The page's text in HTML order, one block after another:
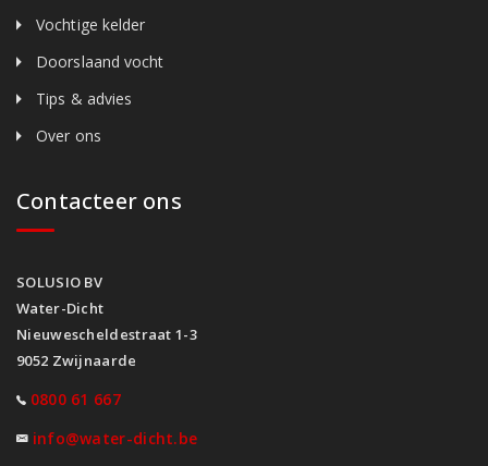
Vochtige kelder
Doorslaand vocht
Tips & advies
Over ons
Contacteer ons
SOLUSIO BV
Water-Dicht
Nieuwescheldestraat 1-3
9052 Zwijnaarde
0800 61 667
info@water-dicht.be